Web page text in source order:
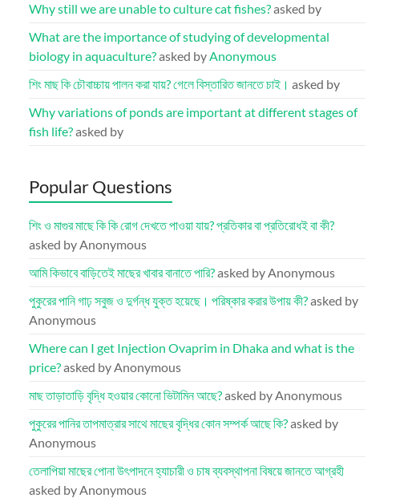
Why still we are unable to culture cat fishes?asked by
What are the importance of studying of developmental
biology in aquaculture?asked byAnonymous
শিং মাছ কি চৌবাচ্চায় পালন করা যায়? গেলে বিস্তারিত জানতে চাই। asked by
Why variations of ponds are important at different stages of
fish life?asked by
Popular Questions
শিং ও মাগুর মাছে কি কি রোগ দেখতে পাওয়া যায়? প্রতিকার বা প্রতিরোধই বা কী?
asked by Anonymous
আমি কিভাবে বাড়িতেই মাছের খাবার বানাতে পারি?asked by Anonymous
পুকুরের পানি গাঢ় সবুজ ও দুর্গন্ধ যুক্ত হয়েছে। পরিষ্কার করার উপায় কী?asked by
Anonymous
Where can I get Injection Ovaprim in Dhaka and what is the
price?asked by Anonymous
মাছ তাড়াতাড়ি বৃদ্ধি হওয়ার কোনো ভিটামিন আছে?asked by Anonymous
পুকুরের পানির তাপমাত্রার সাথে মাছের বৃদ্ধির কোন সম্পর্ক আছে কি?asked by
Anonymous
তেলাপিয়া মাছের পোনা উৎপাদনে হ্যাচারী ও চাষ ব্যবস্থাপনা বিষয়ে জানতে আগ্রহী
asked by Anonymous